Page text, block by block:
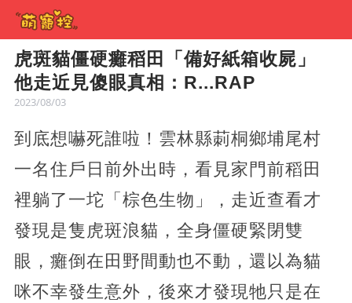
虎斑貓僵硬癱稻田「備好紙箱收屍」
他走近見傻眼真相：R...RAP
2023/08/03
到底想嚇死誰啦！雲林縣莿桐鄉埔尾村
一名住戶日前外出時，看見家門前稻田
裡躺了一坨「棕色生物」，走近查看才
發現是隻虎斑浪貓，全身僵硬緊閉雙
眼，癱倒在田野間動也不動，還以為貓
咪不幸發生意外，後來才發現牠只是在